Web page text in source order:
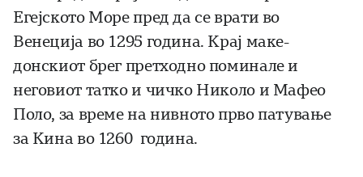
Егејското Море пред да се врати во
Венеција во 1295 година. Крај маке­
донскиот брег претходно поминале и
неговиот татко и чичко Николо и Мафео
Поло, за време на нивното прво патување
за Кина во 1260 година.